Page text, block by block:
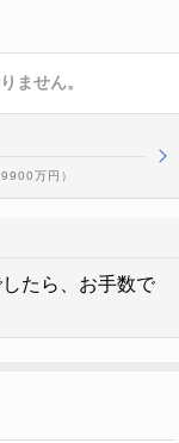
ません。
万円）
たら、お手数で